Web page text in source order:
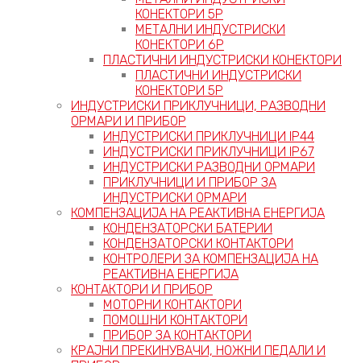
КОНЕКТОРИ 5P
МЕТАЛНИ ИНДУСТРИСКИ
КОНЕКТОРИ 6P
ПЛАСТИЧНИ ИНДУСТРИСКИ КОНЕКТОРИ
ПЛАСТИЧНИ ИНДУСТРИСКИ
КОНЕКТОРИ 5P
ИНДУСТРИСКИ ПРИКЛУЧНИЦИ, РАЗВОДНИ
ОРМАРИ И ПРИБОР
ИНДУСТРИСКИ ПРИКЛУЧНИЦИ IP44
ИНДУСТРИСКИ ПРИКЛУЧНИЦИ IP67
ИНДУСТРИСКИ РАЗВОДНИ ОРМАРИ
ПРИКЛУЧНИЦИ И ПРИБОР ЗА
ИНДУСТРИСКИ ОРМАРИ
КОМПЕНЗАЦИЈА НА РЕАКТИВНА ЕНЕРГИЈА
КОНДЕНЗАТОРСКИ БАТЕРИИ
КОНДЕНЗАТОРСКИ КОНТАКТОРИ
КОНТРОЛЕРИ ЗА КОМПЕНЗАЦИЈА НА
РЕАКТИВНА ЕНЕРГИЈА
КОНТАКТОРИ И ПРИБОР
МОТОРНИ КОНТАКТОРИ
ПОМОШНИ КОНТАКТОРИ
ПРИБОР ЗА КОНТАКТОРИ
КРАЈНИ ПРЕКИНУВАЧИ, НОЖНИ ПЕДАЛИ И